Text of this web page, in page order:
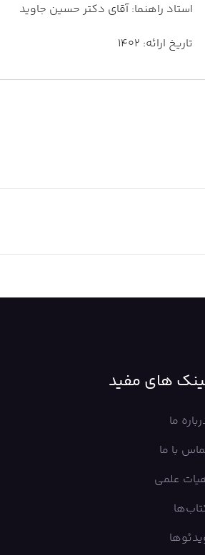
استاد راهنما: آقای دکتر حسین جاوید
تاریخ ارائه: 1402
های مفید
ما
با ما
علمی